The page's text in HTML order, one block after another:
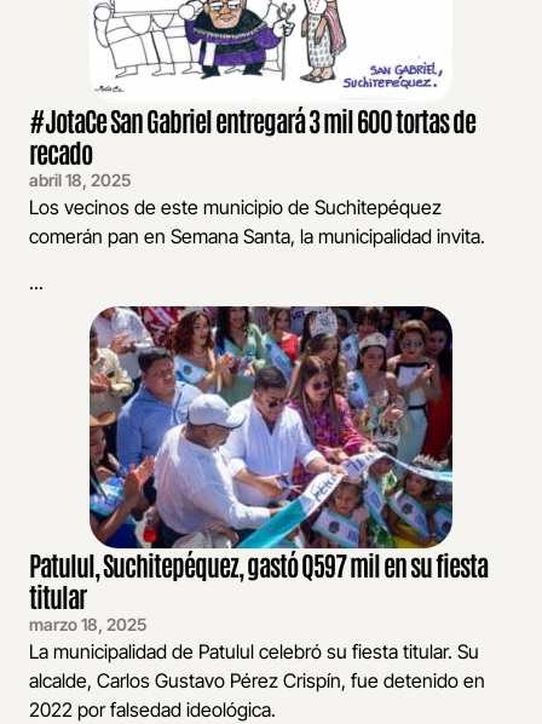
#JotaCe San Gabriel entregará 3 mil 600 tortas de
recado
abril 18, 2025
Los vecinos de este municipio de Suchitepéquez
comerán pan en Semana Santa, la municipalidad invita.
...
Patulul, Suchitepéquez, gastó Q597 mil en su fiesta
titular
marzo 18, 2025
La municipalidad de Patulul celebró su fiesta titular. Su
alcalde, Carlos Gustavo Pérez Crispín, fue detenido en
2022 por falsedad ideológica.